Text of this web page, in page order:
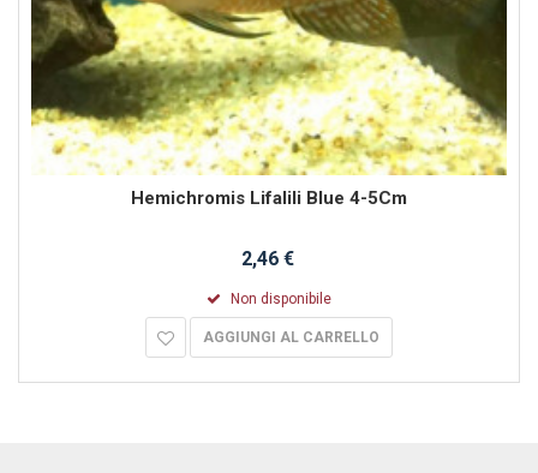
Hemichromis Lifalili Blue 4-5Cm
2,46 €
Non disponibile
AGGIUNGI AL CARRELLO